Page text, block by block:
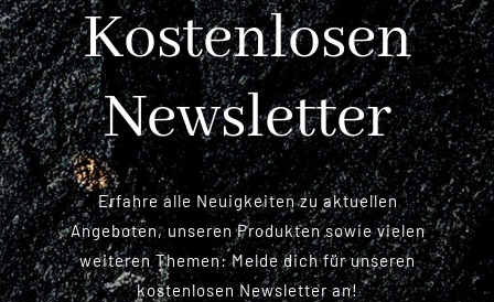
Kostenlosen
Newsletter
Erfahre alle Neuigkeiten zu aktuellen
Angeboten, unseren Produkten sowie vielen
weiteren Themen: Melde dich für unseren
kostenlosen Newsletter an!